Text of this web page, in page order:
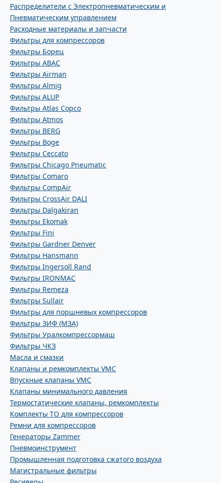
Распределители с Электропневматическим и
Пневматическим управлением
Расходные материалы и запчасти
Фильтры для компрессоров
Фильтры Борец
Фильтры ABAC
Фильтры Airman
Фильтры Almig
Фильтры ALUP
Фильтры Atlas Copco
Фильтры Atmos
Фильтры BERG
Фильтры Boge
Фильтры Ceccato
Фильтры Chicago Pneumatic
Фильтры Comaro
Фильтры CompAir
Фильтры CrossAir DALI
Фильтры Dalgakiran
Фильтры Ekomak
Фильтры Fini
Фильтры Gardner Denver
Фильтры Hansmann
Фильтры Ingersoll Rand
Фильтры IRONMAC
Фильтры Remeza
Фильтры Sullair
Фильтры для поршневых компрессоров
Фильтры ЗИФ (МЗА)
Фильтры Уралкомпрессормаш
Фильтры ЧКЗ
Масла и смазки
Клапаны и ремкомплекты VMC
Впускные клапаны VMC
Клапаны минимального давления
Термостатические клапаны, ремкомплекты
Комплекты ТО для компрессоров
Ремни для компрессоров
Генераторы Zammer
Пневмоинструмент
Промышленная подготовка сжатого воздуха
Магистральные фильтры